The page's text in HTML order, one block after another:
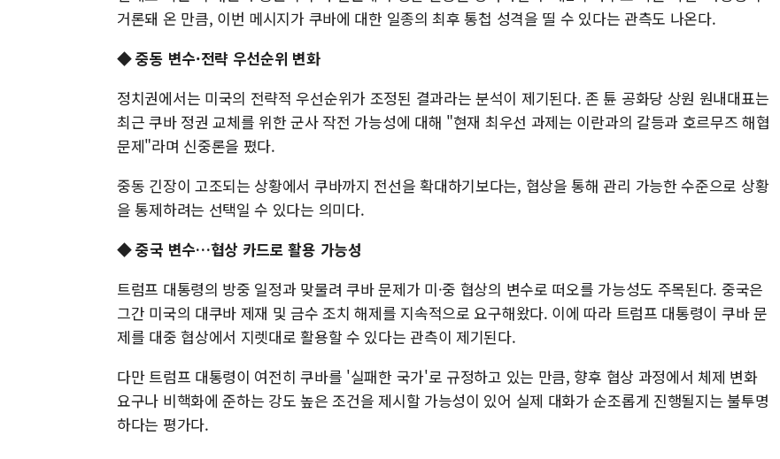
거론돼 온 만큼, 이번 메시지가 쿠바에 대한 일종의 최후 통첩 성격을 띨 수 있다는 관측도 나온다.
◆ 중동 변수·전략 우선순위 변화
정치권에서는 미국의 전략적 우선순위가 조정된 결과라는 분석이 제기된다. 존 튠 공화당 상원 원내대표는
최근 쿠바 정권 교체를 위한 군사 작전 가능성에 대해 "현재 최우선 과제는 이란과의 갈등과 호르무즈 해협
문제"라며 신중론을 폈다.
중동 긴장이 고조되는 상황에서 쿠바까지 전선을 확대하기보다는, 협상을 통해 관리 가능한 수준으로 상황
을 통제하려는 선택일 수 있다는 의미다.
◆ 중국 변수…협상 카드로 활용 가능성
트럼프 대통령의 방중 일정과 맞물려 쿠바 문제가 미·중 협상의 변수로 떠오를 가능성도 주목된다. 중국은
그간 미국의 대쿠바 제재 및 금수 조치 해제를 지속적으로 요구해왔다. 이에 따라 트럼프 대통령이 쿠바 문
제를 대중 협상에서 지렛대로 활용할 수 있다는 관측이 제기된다.
다만 트럼프 대통령이 여전히 쿠바를 '실패한 국가'로 규정하고 있는 만큼, 향후 협상 과정에서 체제 변화
요구나 비핵화에 준하는 강도 높은 조건을 제시할 가능성이 있어 실제 대화가 순조롭게 진행될지는 불투명
하다는 평가다.